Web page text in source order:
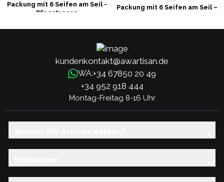
Packung mit 6 Seifen am Seil -
Pfingstrosen
Packung mit 6 Seifen am Seil –
kundenkontakt@awartisan.de
WA:+34 67850 20 49
+34 952 918 444
Montag-Freitag 8-16 Uhr